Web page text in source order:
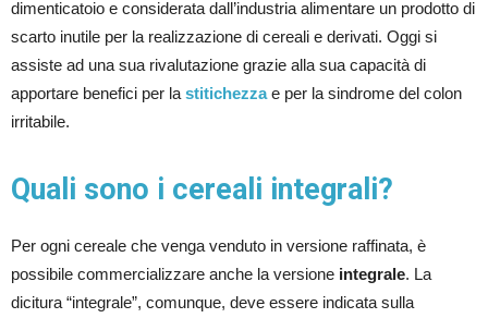
dimenticatoio e considerata dall’industria alimentare un prodotto di
scarto inutile per la realizzazione di cereali e derivati. Oggi si
assiste ad una sua rivalutazione grazie alla sua capacità di
apportare benefici per la stitichezzae per la sindrome del colon
irritabile.
Quali sono i cereali integrali?
Per ogni cereale che venga venduto in versione raffinata, è
possibile commercializzare anche la versione integrale. La
dicitura “integrale”, comunque, deve essere indicata sulla